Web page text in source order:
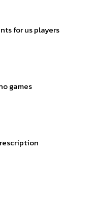
for us players
games